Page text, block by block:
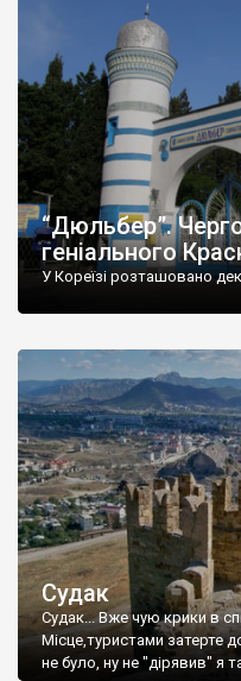
“Дюльбер”.
геніального
У Кореїзі розташовано
Судак
Судак... Вже чую крики в
Місце,туристами затерте
не було, ну не "дірявив" я